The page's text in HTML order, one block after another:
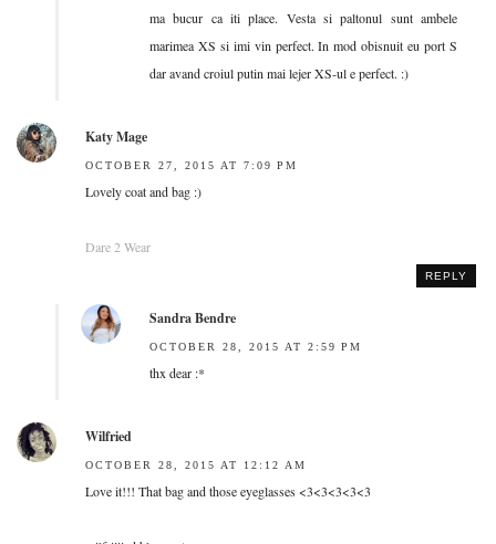
ma bucur ca iti place. Vesta si paltonul sunt ambele
marimea XS si imi vin perfect. In mod obisnuit eu port S
dar avand croiul putin mai lejer XS-ul e perfect. :)
Katy Mage
OCTOBER 27, 2015 AT 7:09 PM
Lovely coat and bag :)
Dare 2 Wear
REPLY
Sandra Bendre
OCTOBER 28, 2015 AT 2:59 PM
thx dear :*
Wilfried
OCTOBER 28, 2015 AT 12:12 AM
Love it!!! That bag and those eyeglasses <3<3<3<3<3